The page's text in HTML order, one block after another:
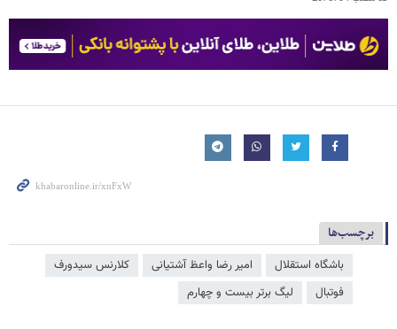
برچسب‌ها
باشگاه استقلال امیر رضا واعظ آشتیانی
کلارنس سیدورف
فوتبال
لیگ برتر بیست و چهارم